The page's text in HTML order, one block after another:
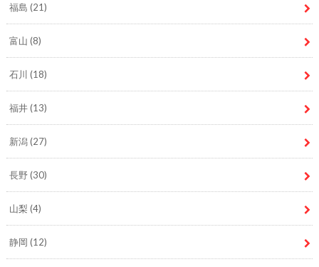
福島 (21)
富山 (8)
石川 (18)
福井(13)
新潟(27)
長野(30)
山梨 (4)
静岡 (12)